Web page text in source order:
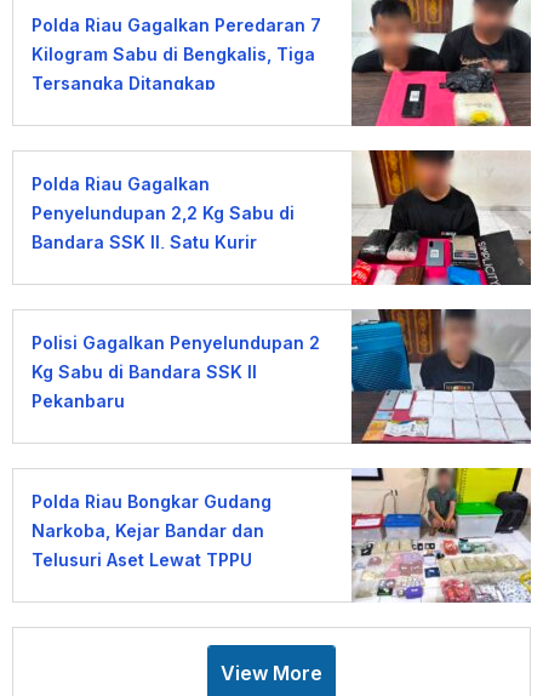
Polda Riau Gagalkan Peredaran 7
Kilogram Sabu di Bengkalis, Tiga
Tersangka Ditangkap
Polda Riau Gagalkan
Penyelundupan 2,2 Kg Sabu di
Bandara SSK II, Satu Kurir
Polisi Gagalkan Penyelundupan 2
Kg Sabu di Bandara SSK II
Pekanbaru
Polda Riau Bongkar Gudang
Narkoba, Kejar Bandar dan
Telusuri Aset Lewat TPPU
View More